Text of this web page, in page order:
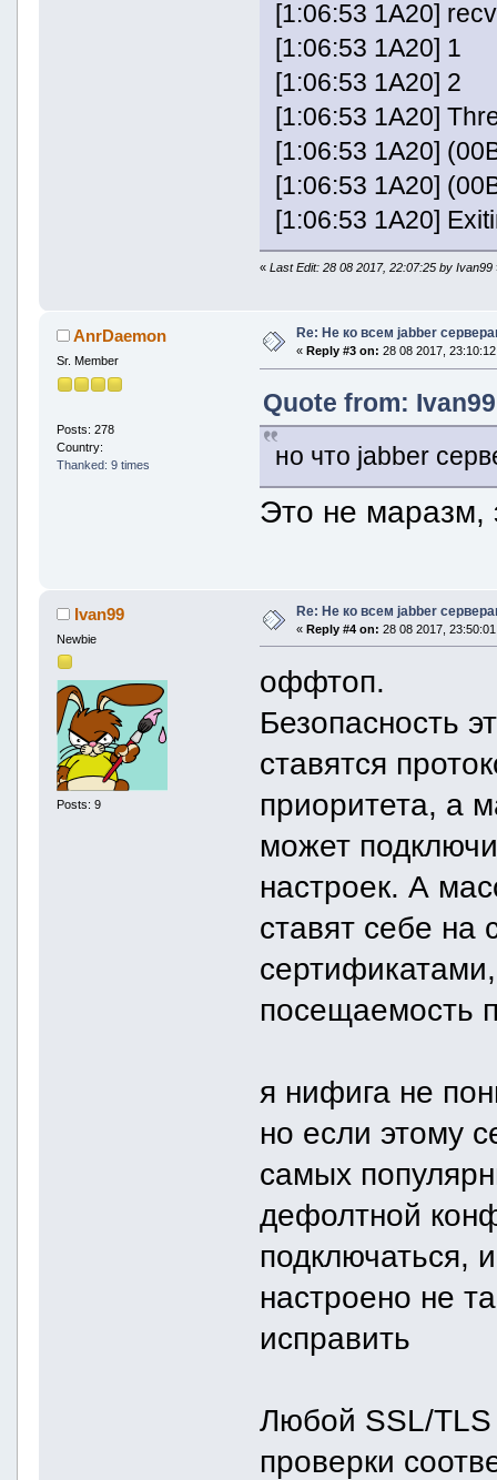
[1:06:53 1A20]
[1:06:53 1A20] 1
[1:06:53 1A20] 2
[1:06:53 1A20]
[1:06:53 1A20]
[1:06:53 1A20]
[1:06:53 1A20]
«Last Edit: 28 08 2017, 22:07:25 by Ivan99
AnrDaemon
Sr. Member
Posts: 278
Country:
Thanked: 9 times
Re: Не ко всем jabber
« Reply #3 on: 28 08 2017,
Quote from:
но что jabber
Это не маразм,
Ivan99
Newbie
Posts: 9
Re: Не ко всем jabber
« Reply #4 on: 28 08 2017,
оффтоп.
Безопасность
ставятся
приоритета, а
может
настроек. А
ставят себе на
посещаемость
я нифига не
но если этому
самых
дефолтной
подключаться,
настроено не
исправить
Любой SSL/TLS
проверки